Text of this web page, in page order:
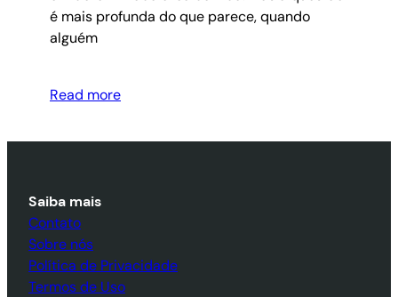
é mais profunda do que parece, quando
alguém
Read more
Saiba mais
Contato
Sobre nós
Política de Privacidade
Termos de Uso